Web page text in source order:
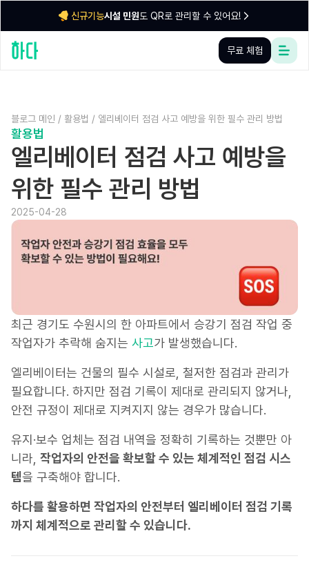
신규기능시설 민원도 QR로 관리할 수 있어요!
무료 체험
블로그 메인 / 활용법 / 엘리베이터 점검 사고 예방을 위한 필수 관리 방법
활용법
엘리베이터 점검 사고 예방을
위한 필수 관리 방법
2025-04-28
최근 경기도 수원시의 한 아파트에서 승강기 점검 작업 중
작업자가 추락해 숨지는 사고가 발생했습니다.
엘리베이터는 건물의 필수 시설로, 철저한 점검과 관리가
필요합니다. 하지만 점검 기록이 제대로 관리되지 않거나,
안전 규정이 제대로 지켜지지 않는 경우가 많습니다.
유지·보수 업체는 점검 내역을 정확히 기록하는 것뿐만 아
니라, 작업자의 안전을 확보할 수 있는 체계적인 점검 시스
템을 구축해야 합니다.
하다를 활용하면 작업자의 안전부터 엘리베이터 점검 기록
까지 체계적으로 관리할 수 있습니다.